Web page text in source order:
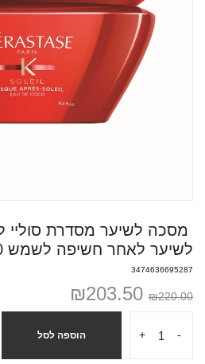
מסכה לשיער מסדרת סוליי
לשיער לאחר חשיפה לשמש 200 מ"ל
3474636695287
₪220.00
₪203.50
-
+ הוספה לסל